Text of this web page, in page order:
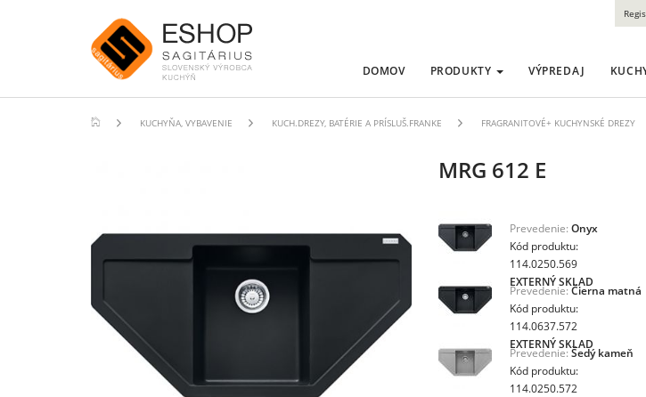
KUCHYŇA, VYBAVENIE KUCH.DREZY, BATÉRIE A PRÍSLUŠ.FRANKE FRAGRANITOVÉ+ KUCHYNSKÉ DREZY
MRG 612 E
Prevedenie: Onyx
Kód produktu:
114.0250.569
EXTERNÝ SKLAD
Prevedenie: Čierna matná
Kód produktu:
114.0637.572
EXTERNÝ SKLAD
Prevedenie: Šedý kameň
Kód produktu:
114.0250.572
DOMOV PRODUKTY VÝPREDAJ